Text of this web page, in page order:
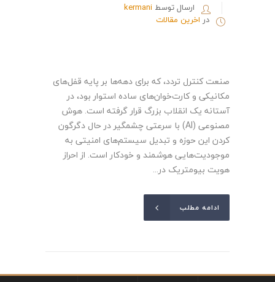
ارسال توسط kermani
در اخرین مقالات
صنعت کنترل تردد، که برای دهه‌ها بر پایه قفل‌های
مکانیکی و کارت‌خوان‌های ساده استوار بود، در
آستانه یک انقلاب بزرگ قرار گرفته است. هوش
مصنوعی (AI) با سرعتی چشمگیر در حال دگرگون
کردن این حوزه و تبدیل سیستم‌های امنیتی به
موجودیت‌هایی هوشمند و خودکار است. از احراز
هویت بیومتریک در...
ادامه مطلب